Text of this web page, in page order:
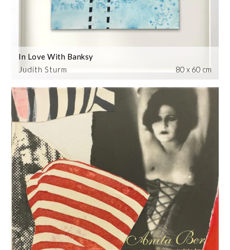
Judith Sturm
In Love With Banksy
80 x 60 cm